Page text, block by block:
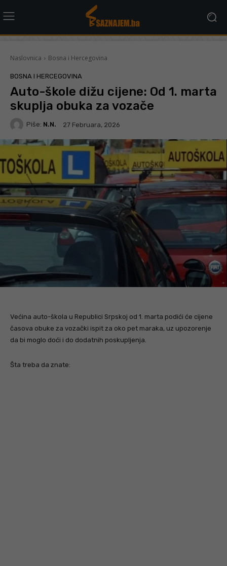
Naslovnica Bosna i Hercegovina
BOSNA I HERCEGOVINA
Auto-škole dižu cijene: Od 1. marta
skuplja obuka za vozače
Piše: N.N. 27 Februara, 2026
Većina auto-škola u Republici Srpskoj od 1. marta podići će cijene
časova obuke za vozački ispit za oko pet maraka, uz upozorenje
da bi moglo doći i do dodatnih poskupljenja.
Šta treba da znate: